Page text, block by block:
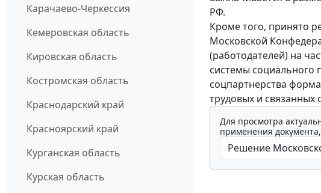
Карачаево-Черкессия
Кемеровская область
Кировская область
Костромская область
Краснодарский край
Красноярский край
Курганская область
Курская область
РФ.
Кроме того, принято
Московской
(работодателей) на
системы социального
соцпартнерства
трудовых и
Для просмотра
применения